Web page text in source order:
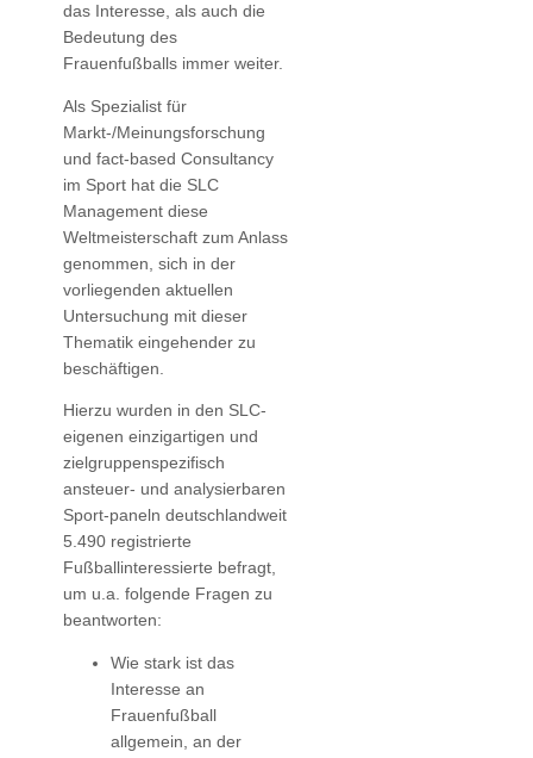
das Interesse, als auch die
Bedeutung des
Frauenfußballs immer weiter.
Als Spezialist für
Markt-/Meinungsforschung
und fact-based Consultancy
im Sport hat die SLC
Management diese
Weltmeisterschaft zum Anlass
genommen, sich in der
vorliegenden aktuellen
Untersuchung mit dieser
Thematik eingehender zu
beschäftigen.
Hierzu wurden in den SLC-
eigenen einzigartigen und
zielgruppenspezifisch
ansteuer- und analysierbaren
Sport-paneln deutschlandweit
5.490 registrierte
Fußballinteressierte befragt,
um u.a. folgende Fragen zu
beantworten:
Wie stark ist das
Interesse an
Frauenfußball
allgemein, an der